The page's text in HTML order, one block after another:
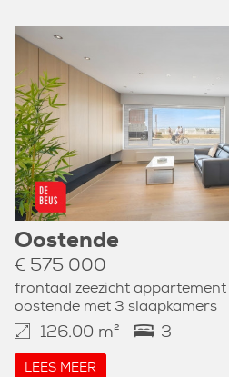
Oostende
€ 575 000
frontaal zeezicht appartement
oostende met 3 slaapkamers
126.00 m² 3
LEES MEER